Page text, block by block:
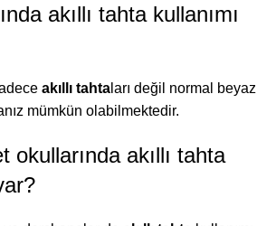
akıllı tahta kullanımı
akıllı tahta ları değil normal beyaz
mümkün olabilmektedir.
okullarında akıllı tahta